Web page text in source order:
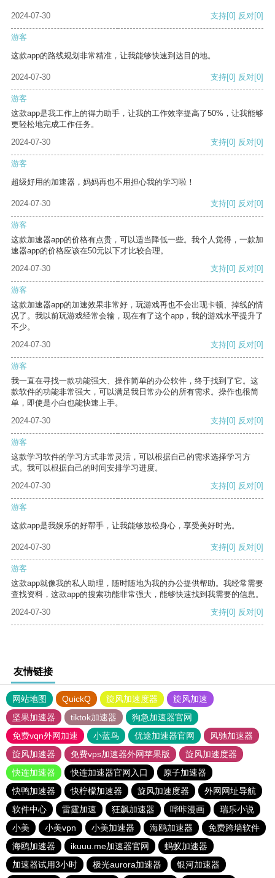
2024-07-30 支持[0] 反对[0]
游客
这款app的路线规划非常精准，让我能够快速到达目的地。
2024-07-30 支持[0] 反对[0]
游客
这款app是我工作上的得力助手，让我的工作效率提高了50%，让我能够
更轻松地完成工作任务。
2024-07-30
支持[0] 反对[0]
游客
超级好用的加速器，妈妈再也不用担心我的学习啦！
2024-07-30 支持[0] 反对[0]
游客
这款加速器app的价格有点贵，可以适当降低一些。我个人觉得，一款加
速器app的价格应该在50元以下才比较合理。
2024-07-30
支持[0] 反对[0]
游客
这款加速器app的加速效果非常好，玩游戏再也不会出现卡顿、掉线的情
况了。我以前玩游戏经常会输，现在有了这个app，我的游戏水平提升了
不少。
2024-07-30
支持[0] 反对[0]
游客
我一直在寻找一款功能强大、操作简单的办公软件，终于找到了它。这
款软件的功能非常强大，可以满足我日常办公的所有需求。操作也很简
单，即使是小白也能快速上手。
2024-07-30
支持[0] 反对[0]
游客
这款学习软件的学习方式非常灵活，可以根据自己的需求选择学习方
式。我可以根据自己的时间安排学习进度。
2024-07-30
支持[0] 反对[0]
游客
这款app是我娱乐的好帮手，让我能够放松身心，享受美好时光。
2024-07-30 支持[0] 反对[0]
游客
这款app就像我的私人助理，随时随地为我的办公提供帮助。我经常需要
查找资料，这款app的搜索功能非常强大，能够快速找到我需要的信息。
2024-07-30
支持[0] 反对[0]
友情链接
网站地图 QuickQ 旋风加速度器
旋风加速
坚果加速器
tiktok加速器
狗急加速器官网
免费vqn外网加速
小蓝鸟 优途加速器官网
风驰加速器
旋风加速器
免费vps加速器外网苹果版
旋风加速度器
快连加速器
快连加速器官网入口
原子加速器
快鸭加速器
快柠檬加速器 旋风加速度器
外网网址导航
软件中心
雷霆加速 狂飙加速器 哔咔漫画
瑞乐小说
小美
小美vpn 小美加速器 海鸥加速器
免费跨墙软件
海鸥加速器
ikuuu.me加速器官网
蚂蚁加速器
加速器试用3小时
极光aurora加速器 银河加速器